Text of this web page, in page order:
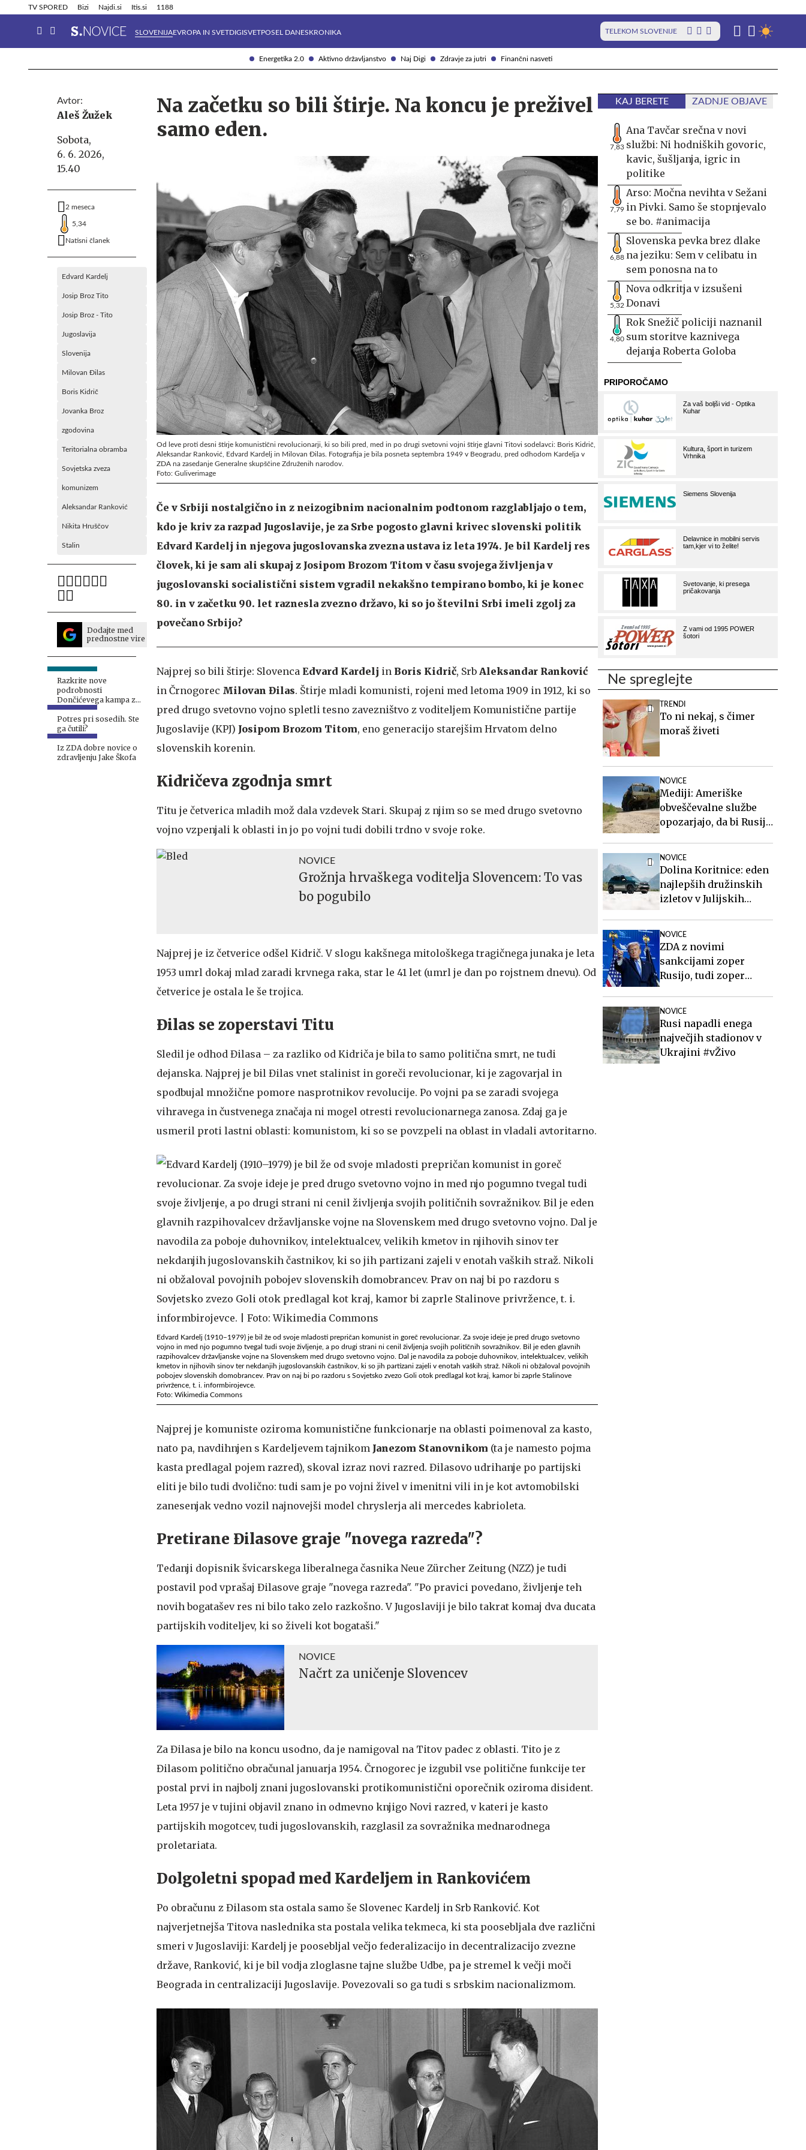
Energetika 2.0 Aktivno državljanstvo Naj Digi Zdravje za jutri Finančni nasveti
TV SPORED Bizi Najdi.si Itis.si 1188
SLOVENIJAEVROPA IN SVETDIGISVETPOSEL DANESKRONIKA TELEKOM SLOVENIJE
Info in obvestila Tehnik
Avtor:
Aleš Žužek
Sobota,
6. 6. 2026,
15.40
2 meseca
5,34
Natisni članek
Edvard Kardelj
Josip Broz Tito
Josip Broz - Tito
Jugoslavija
Slovenija
Milovan Đilas
Boris Kidrič
Jovanka Broz
zgodovina
Teritorialna obramba
Sovjetska zveza
komunizem
Aleksandar Ranković
Nikita Hruščov
Stalin
Dodajte med
prednostne vire
Razkrite nove
podrobnosti
Dončićevega kampa z
Lakersi v Sloveniji
Potres pri sosedih. Ste
ga čutili?
Iz ZDA dobre novice o
zdravljenju Jake Škofa
Na začetku so bili štirje. Na koncu je preživel
samo eden.
Od leve proti desni štirje komunistični revolucionarji, ki so bili pred, med in po drugi svetovni vojni štirje glavni Titovi sodelavci: Boris Kidrič,
Aleksandar Ranković, Edvard Kardelj in Milovan Đilas. Fotografija je bila posneta septembra 1949 v Beogradu, pred odhodom Kardelja v
ZDA na zasedanje Generalne skupščine Združenih narodov.
Foto: Guliverimage
Če v Srbiji nostalgično in z neizogibnim nacionalnim podtonom razglabljajo o tem,
kdo je kriv za razpad Jugoslavije, je za Srbe pogosto glavni krivec slovenski politik
Edvard Kardelj in njegova jugoslovanska zvezna ustava iz leta 1974. Je bil Kardelj res
človek, ki je sam ali skupaj z Josipom Brozom Titom v času svojega življenja v
jugoslovanski socialistični sistem vgradil nekakšno tempirano bombo, ki je konec
80. in v začetku 90. let raznesla zvezno državo, ki so jo številni Srbi imeli zgolj za
povečano Srbijo?
Najprej so bili štirje: Slovenca Edvard Kardelj in Boris Kidrič, Srb Aleksandar Ranković
in Črnogorec Milovan Đilas. Štirje mladi komunisti, rojeni med letoma 1909 in 1912, ki so
pred drugo svetovno vojno spletli tesno zavezništvo z voditeljem Komunistične partije
Jugoslavije (KPJ) Josipom Brozom Titom, eno generacijo starejšim Hrvatom delno
slovenskih korenin.
Kidričeva zgodnja smrt
Titu je četverica mladih mož dala vzdevek Stari. Skupaj z njim so se med drugo svetovno
vojno vzpenjali k oblasti in jo po vojni tudi dobili trdno v svoje roke.
NOVICE
Grožnja hrvaškega voditelja Slovencem: To vas
bo pogubilo
Najprej je iz četverice odšel Kidrič. V slogu kakšnega mitološkega tragičnega junaka je leta
1953 umrl dokaj mlad zaradi krvnega raka, star le 41 let (umrl je dan po rojstnem dnevu). Od
četverice je ostala le še trojica.
Đilas se zoperstavi Titu
Sledil je odhod Đilasa – za razliko od Kidriča je bila to samo politična smrt, ne tudi
dejanska. Najprej je bil Đilas vnet stalinist in goreči revolucionar, ki je zagovarjal in
spodbujal množične pomore nasprotnikov revolucije. Po vojni pa se zaradi svojega
vihravega in čustvenega značaja ni mogel otresti revolucionarnega zanosa. Zdaj ga je
usmeril proti lastni oblasti: komunistom, ki so se povzpeli na oblast in vladali avtoritarno.
Edvard Kardelj (1910–1979) je bil že od svoje mladosti prepričan komunist in goreč revolucionar. Za svoje ideje je pred drugo svetovno
vojno in med njo pogumno tvegal tudi svoje življenje, a po drugi strani ni cenil življenja svojih političnih sovražnikov. Bil je eden glavnih
razpihovalcev državljanske vojne na Slovenskem med drugo svetovno vojno. Dal je navodila za poboje duhovnikov, intelektualcev, velikih
kmetov in njihovih sinov ter nekdanjih jugoslovanskih častnikov, ki so jih partizani zajeli v enotah vaških straž. Nikoli ni obžaloval povojnih
pobojev slovenskih domobrancev. Prav on naj bi po razdoru s Sovjetsko zvezo Goli otok predlagal kot kraj, kamor bi zaprle Stalinove
privržence, t. i. informbirojevce.
Foto: Wikimedia Commons
Najprej je komuniste oziroma komunistične funkcionarje na oblasti poimenoval za kasto,
nato pa, navdihnjen s Kardeljevem tajnikom Janezom Stanovnikom (ta je namesto pojma
kasta predlagal pojem razred), skoval izraz novi razred. Đilasovo udrihanje po partijski
eliti je bilo tudi dvolično: tudi sam je po vojni živel v imenitni vili in je kot avtomobilski
zanesenjak vedno vozil najnovejši model chryslerja ali mercedes kabrioleta.
Pretirane Đilasove graje "novega razreda"?
Tedanji dopisnik švicarskega liberalnega časnika Neue Zürcher Zeitung (NZZ) je tudi
postavil pod vprašaj Đilasove graje "novega razreda". "Po pravici povedano, življenje teh
novih bogatašev res ni bilo tako zelo razkošno. V Jugoslaviji je bilo takrat komaj dva ducata
partijskih voditeljev, ki so živeli kot bogataši."
NOVICE
Načrt za uničenje Slovencev
Za Đilasa je bilo na koncu usodno, da je namigoval na Titov padec z oblasti. Tito je z
Đilasom politično obračunal januarja 1954. Črnogorec je izgubil vse politične funkcije ter
postal prvi in najbolj znani jugoslovanski protikomunistični oporečnik oziroma disident.
Leta 1957 je v tujini objavil znano in odmevno knjigo Novi razred, v kateri je kasto
partijskih mogotcev, tudi jugoslovanskih, razglasil za sovražnika mednarodnega
proletariata.
Dolgoletni spopad med Kardeljem in Rankovićem
Po obračunu z Đilasom sta ostala samo še Slovenec Kardelj in Srb Ranković. Kot
najverjetnejša Titova naslednika sta postala velika tekmeca, ki sta poosebljala dve različni
smeri v Jugoslaviji: Kardelj je poosebljal večjo federalizacijo in decentralizacijo zvezne
države, Ranković, ki je bil vodja zloglasne tajne službe Udbe, pa je stremel k večji moči
Beograda in centralizaciji Jugoslavije. Povezovali so ga tudi s srbskim nacionalizmom.
KAJ BERETE ZADNJE OBJAVE
7,83
Ana Tavčar srečna v novi
službi: Ni hodniških govoric,
kavic, šušljanja, igric in
politike
7,79
Arso: Močna nevihta v Sežani
in Pivki. Samo še stopnjevalo
se bo. #animacija
6,88
Slovenska pevka brez dlake
na jeziku: Sem v celibatu in
sem ponosna na to
5,32
Nova odkritja v izsušeni
Donavi
4,80
Rok Snežič policiji naznanil
sum storitve kaznivega
dejanja Roberta Goloba
Ne spreglejte
TRENDI
To ni nekaj, s čimer
moraš živeti
NOVICE
Mediji: Ameriške
obveščevalne službe
opozarjajo, da bi Rusija
NOVICE
Dolina Koritnice: eden
najlepših družinskih
izletov v Julijskih
NOVICE
ZDA z novimi
sankcijami zoper
Rusijo, tudi zoper
NOVICE
Rusi napadli enega
največjih stadionov v
Ukrajini #vŽivo